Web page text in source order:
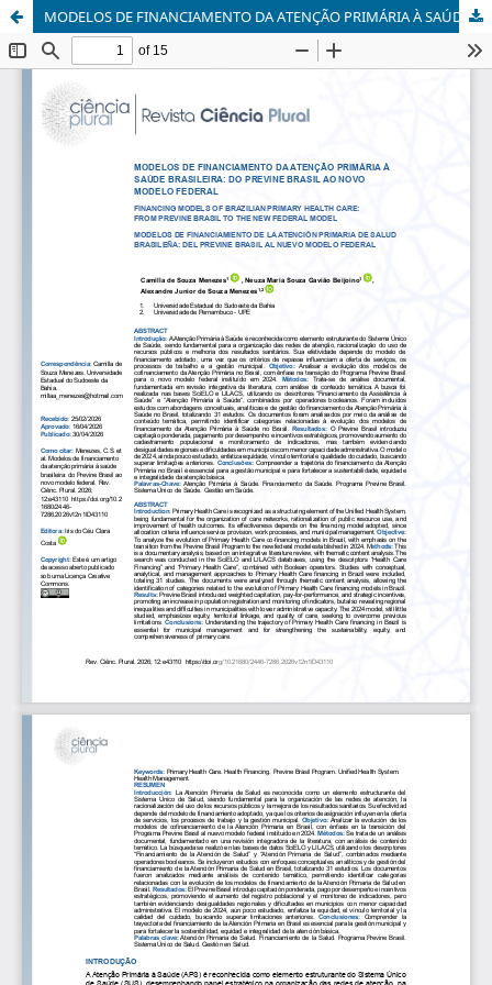
MODELOS DE FINANCIAMENTO DA ATENÇÃO PRIMÁRIA À SAÚDE BRASILEIRA: DO PREVINE BRASIL AO NOVO MODELO FEDERAL